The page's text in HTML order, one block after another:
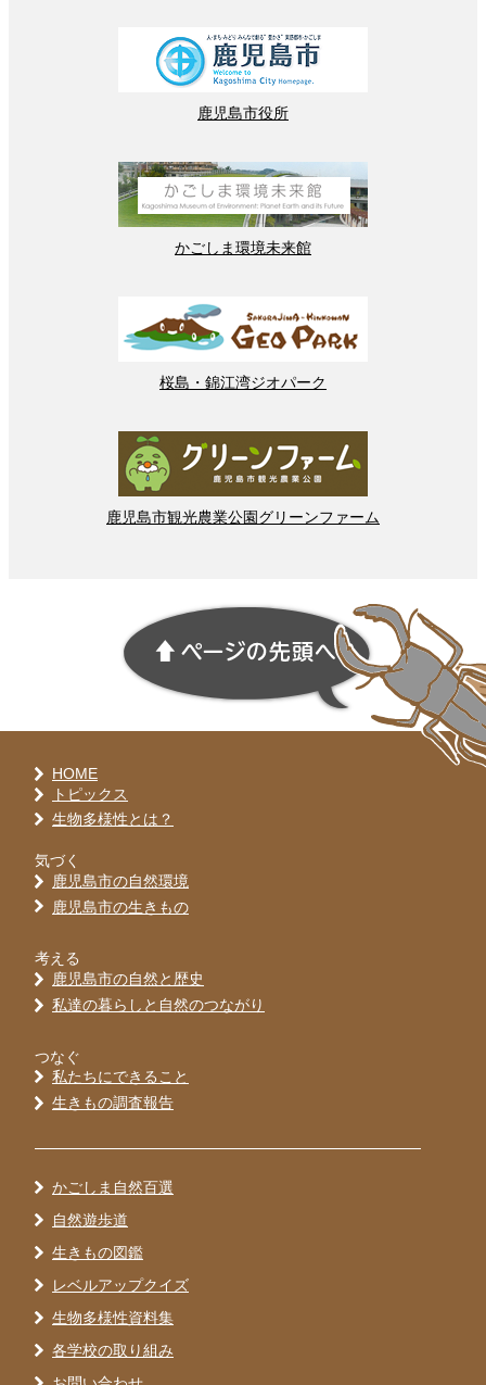
鹿児島市役所
かごしま 環境未来館
桜島 ・ 錦江湾ジオパーク
鹿児島市観光農業公園 グリーンファーム
HOME
トピックス
生物多様性とは？
気づく
鹿児島市の自然環境
鹿児島市の生きもの
考える
鹿児島市の自然と歴史
私達の暮らしと自然のつながり
つなぐ
私たちにできること
生きもの調査報告
かごしま自然百選
自然遊歩道
生きもの図鑑
レベルアップクイズ
生物多様性資料集
各学校の取り組み